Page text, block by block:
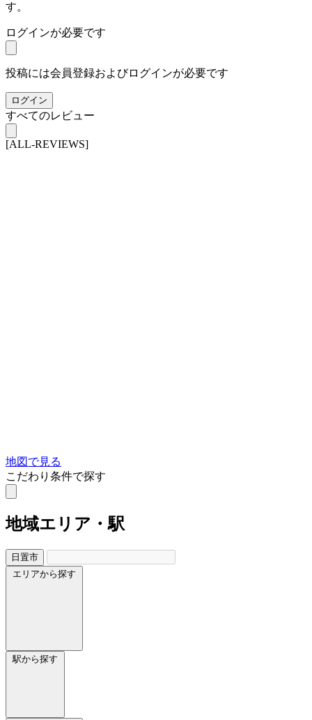
す。
ログインが必要です
投稿には会員登録およびログインが必要です
ログイン
すべてのレビュー
[ALL-REVIEWS]
地図で見る
こだわり条件で探す
地域エリア・駅
日置市
エリアから探す
駅から探す